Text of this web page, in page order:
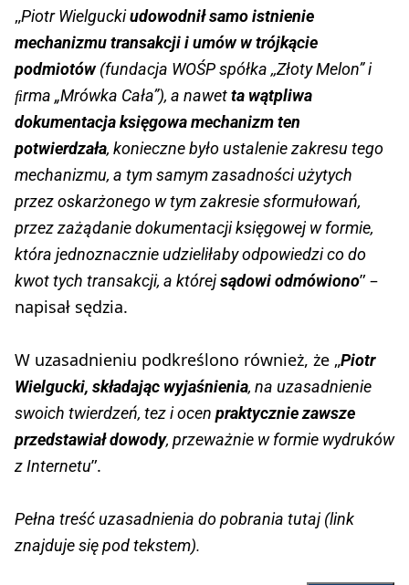
„Piotr Wielguckiudowodnił samo istnienie
mechanizmu transakcji i umów w trójkącie
podmiotów(fundacja WOŚP spółka ,,Złoty Melon” i
ﬁrma „Mrówka Cała”), a nawetta wątpliwa
dokumentacja księgowa mechanizm ten
potwierdzała, konieczne było ustalenie zakresu tego
mechanizmu, a tym samym zasadności użytych
przez oskarżonego w tym zakresie sformułowań,
przez zażądanie dokumentacji księgowej w formie,
która jednoznacznie udzieliłaby odpowiedzi co do
kwot tych transakcji, a którejsądowi odmówiono” –
napisał sędzia.
W uzasadnieniu podkreślono również, że „Piotr
Wielgucki, składając wyjaśnienia, na uzasadnienie
swoich twierdzeń, tez i ocen praktycznie zawsze
przedstawiał dowody, przeważnie w formie wydruków
z Internetu”.
Pełna treść uzasadnienia do pobrania tutaj (link
znajduje się pod tekstem).